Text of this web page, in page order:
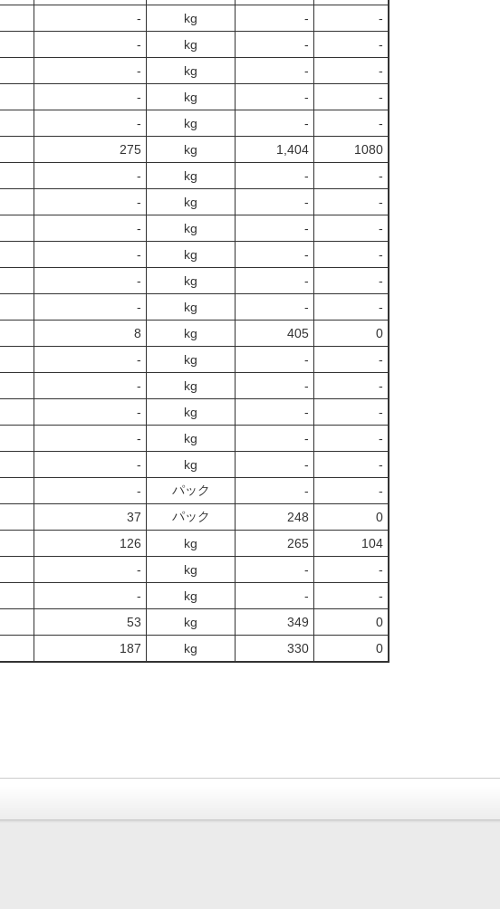
‐ kg -
‐
‐ kg -
‐
‐ kg -
‐
‐ kg -
‐
‐ kg -
‐
275 kg 1,404
1080
‐ kg -
‐
‐ kg -
‐
‐ kg -
‐
‐ kg -
‐
‐ kg -
‐
‐ kg -
‐
8 kg 405
0
‐ kg -
‐
‐ kg -
‐
‐ kg -
‐
‐ kg -
‐
‐ kg -
‐
‐ パック -
‐
37 パック 248
0
126 kg 265
104
‐ kg -
‐
‐ kg -
‐
53 kg 349
0
187 kg 330 0